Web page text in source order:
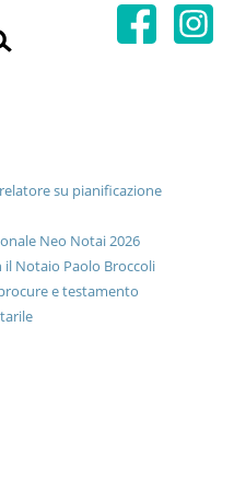
su pianificazione
Neo Notai 2026
il Notaio Paolo Broccoli
e testamento